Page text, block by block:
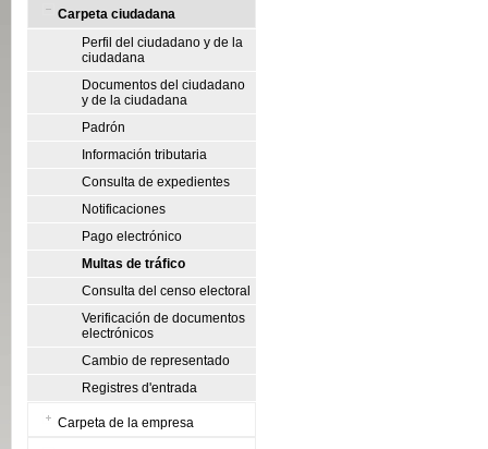
Carpeta ciudadana
Perfil del ciudadano y de la
ciudadana
Documentos del ciudadano
y de la ciudadana
Padrón
Información tributaria
Consulta de expedientes
Notificaciones
Pago electrónico
Multas de tráfico
Consulta del censo electoral
Verificación de documentos
electrónicos
Cambio de representado
Registres d'entrada
Carpeta de la empresa